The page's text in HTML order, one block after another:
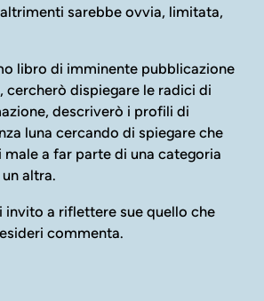
sarebbe ovvia, limitata,
libro di imminente pubblicazione
cercherò dispiegare le radici di
descriverò i profili di
luna cercando di spiegare che
male a far parte di una categoria
altra.
a riflettere sue quello che
commenta.